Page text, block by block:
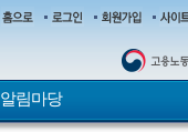
알림마당